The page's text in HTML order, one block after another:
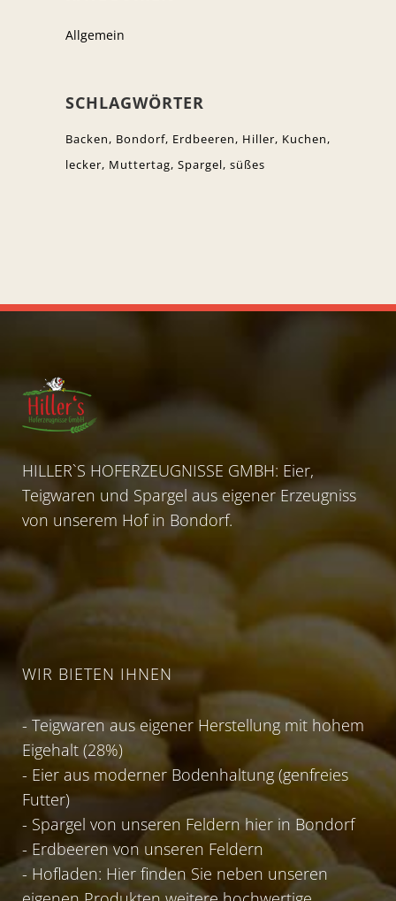
Allgemein
SCHLAGWÖRTER
Backen Bondorf Erdbeeren Hiller Kuchen
lecker Muttertag Spargel süßes
HILLER`S HOFERZEUGNISSE GMBH: Eier,
Teigwaren und Spargel aus eigener Erzeugniss
von unserem Hof in Bondorf.
WIR BIETEN IHNEN
- Teigwaren aus eigener Herstellung mit hohem
Eigehalt (28%)
- Eier aus moderner Bodenhaltung (genfreies
Futter)
- Spargel von unseren Feldern hier in Bondorf
- Erdbeeren von unseren Feldern
- Hofladen: Hier finden Sie neben unseren